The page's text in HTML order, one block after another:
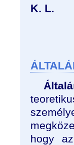
K. L.
hogy